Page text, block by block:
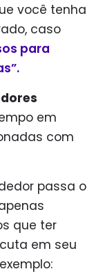
você tenha
caso
para
em
com
passa o
que ter
em seu